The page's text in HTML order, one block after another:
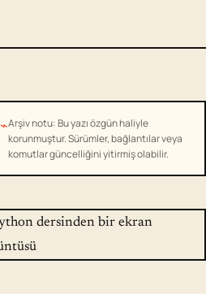
⌁Arşiv notu: Bu yazı özgün haliyle
korunmuştur. Sürümler, bağlantılar veya
komutlar güncelliğini yitirmiş olabilir.